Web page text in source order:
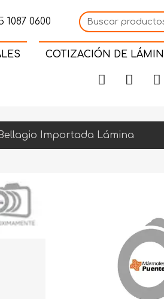
0600
COTIZACIÓN DE
Importada Lámina